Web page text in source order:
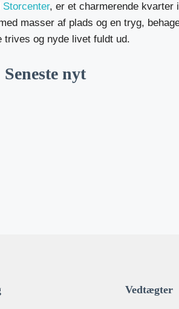
, er et charmerende kvarter
masser af plads og en tryg,
trives og nyde livet fuldt ud.
Seneste nyt
Vedtægter